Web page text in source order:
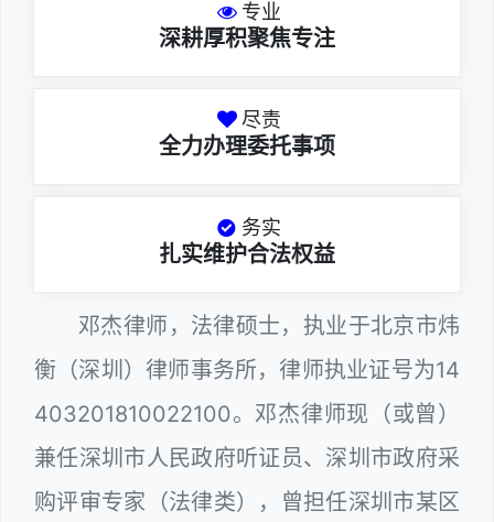
专业
深耕厚积聚焦专注
尽责
全力办理委托事项
务实
扎实维护合法权益
邓杰律师，法律硕士，执业于北京市炜
衡（深圳）律师事务所，律师执业证号为14
403201810022100。邓杰律师现（或曾）
兼任深圳市人民政府听证员、深圳市政府采
购评审专家（法律类），曾担任深圳市某区